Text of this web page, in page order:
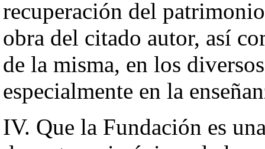
recuperación del
obra del citado autor, así
de la misma, en los
especialmente en la
IV. Que la Fundación es